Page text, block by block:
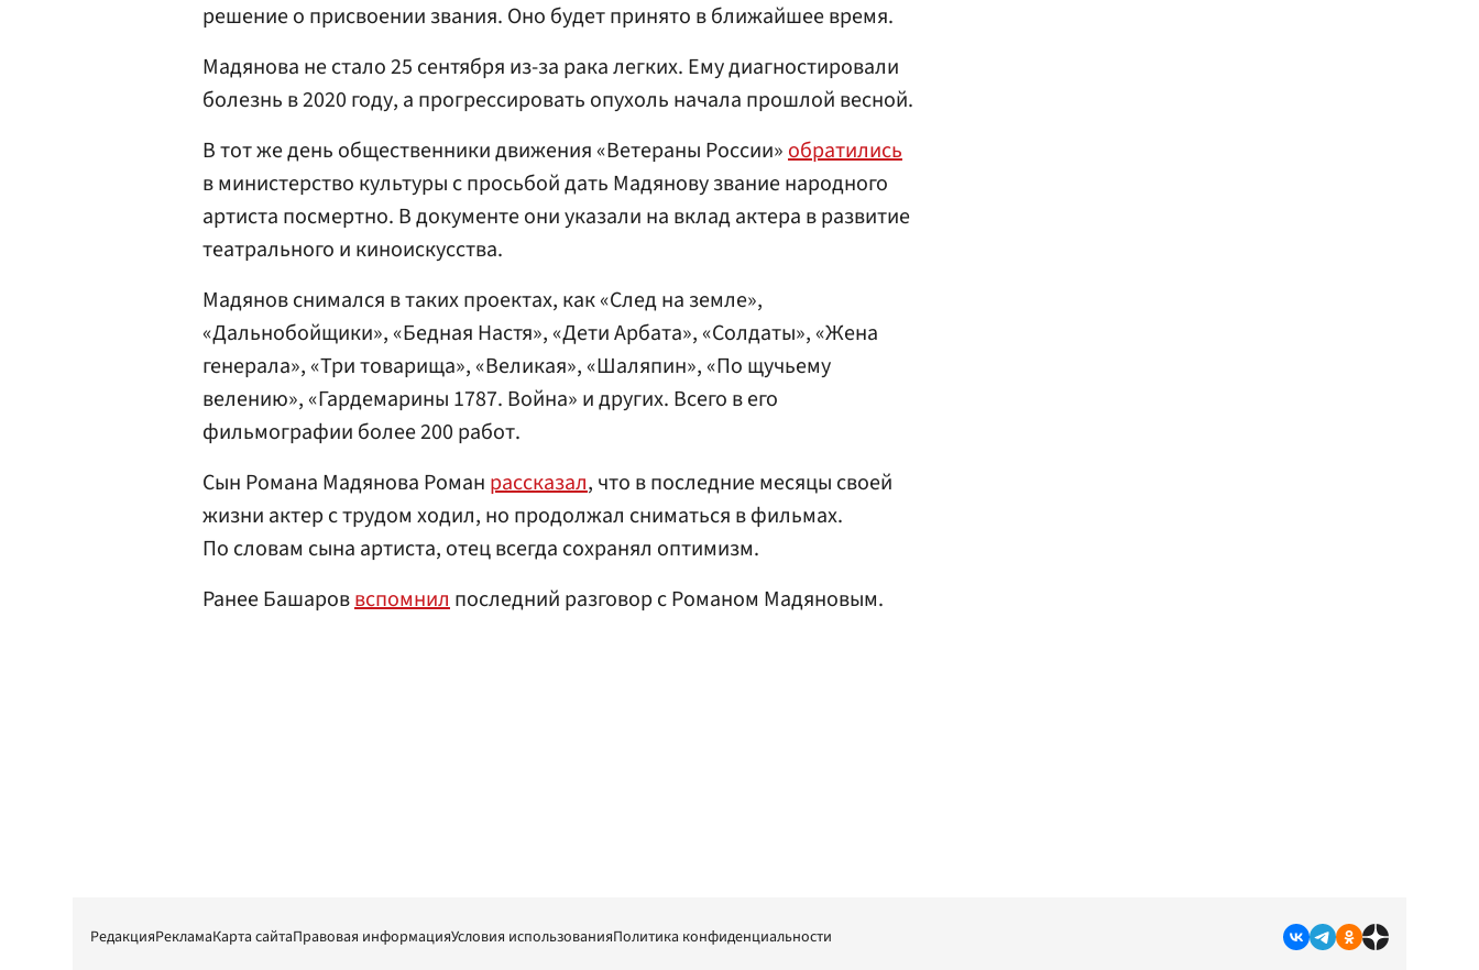
решение о присвоении звания. Оно будет принято в ближайшее время.
Мадянова не стало 25 сентября из-за рака легких. Ему диагностировали
болезнь в 2020 году, а прогрессировать опухоль начала прошлой весной.
В тот же день общественники движения «Ветераны России»обратились
в министерство культуры с просьбой дать Мадянову звание народного
артиста посмертно. В документе они указали на вклад актера в развитие
театрального и киноискусства.
Мадянов снимался в таких проектах, как «След на земле»,
«Дальнобойщики», «Бедная Настя», «Дети Арбата», «Солдаты», «Жена
генерала», «Три товарища», «Великая», «Шаляпин», «По щучьему
велению», «Гардемарины 1787. Война» и других. Всего в его
фильмографии более 200 работ.
Сын Романа Мадянова Роман рассказал, что в последние месяцы своей
жизни актер с трудом ходил, но продолжал сниматься в фильмах.
По словам сына артиста, отец всегда сохранял оптимизм.
Ранее Башароввспомнилпоследний разговор с Романом Мадяновым.
РедакцияРекламаКарта сайтаПравовая информацияУсловия использованияПолитика конфиденциальности